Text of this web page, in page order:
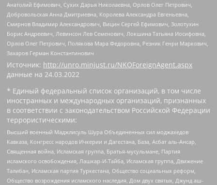
Анатолий Ефимович, Сухих Дарья Николаевна, Орлов Олег Петрович,
Добровольская Анна Дмитриевна, Королева Александра Евгеньевна,
Смирнов Владимир Александрович, Вицин Сергей Ефимович, Золотухин
Борис Андреевич, Левинсон Лев Семенович, Локшина Татьяна Иосифовна,
Орлов Олег Петрович, Полякова Мара Федоровна, Резник Генри Маркович,
Захаров Герман Константинович
Источник: http://unro.minjust.ru/NKOForeignAgent.aspx
данные на 24.03.2022
* Единый федеральный список организаций, в том числе
иностранных и международных организаций, признанных
в соответствии с законодательством Российской Федерации
террористическими:
Высший военный Маджлисуль Шура Объединенных сил моджахедов
Кавказа, Конгресс народов Ичкерии и Дагестана, База, Асбат аль-Ансар,
Священная война, Исламская группа, Братья-мусульмане, Партия
исламского освобождения, Лашкар-И-Тайба, Исламская группа, Движение
Талибан, Исламская партия Туркестана, Общество социальных реформ,
Общество возрождения исламского наследия, Дом двух святых, Джунд аш-